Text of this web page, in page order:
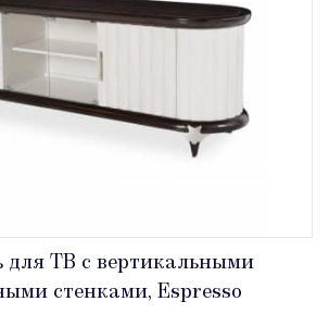
для ТВ с вертикальными
стенками, Espresso